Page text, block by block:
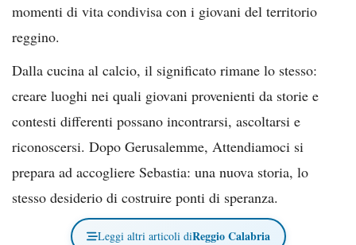
momenti di vita condivisa con i giovani del territorio
reggino.
Dalla cucina al calcio, il significato rimane lo stesso:
creare luoghi nei quali giovani provenienti da storie e
contesti differenti possano incontrarsi, ascoltarsi e
riconoscersi. Dopo Gerusalemme, Attendiamoci si
prepara ad accogliere Sebastia: una nuova storia, lo
stesso desiderio di costruire ponti di speranza.
Leggi altri articoli diReggio Calabria